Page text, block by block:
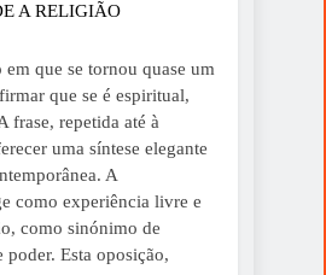
A RELIGIÃO
que se tornou quase um
que se é espiritual,
frase, repetida até à
uma síntese elegante
A
como experiência livre e
como sinónimo de
Esta oposição,